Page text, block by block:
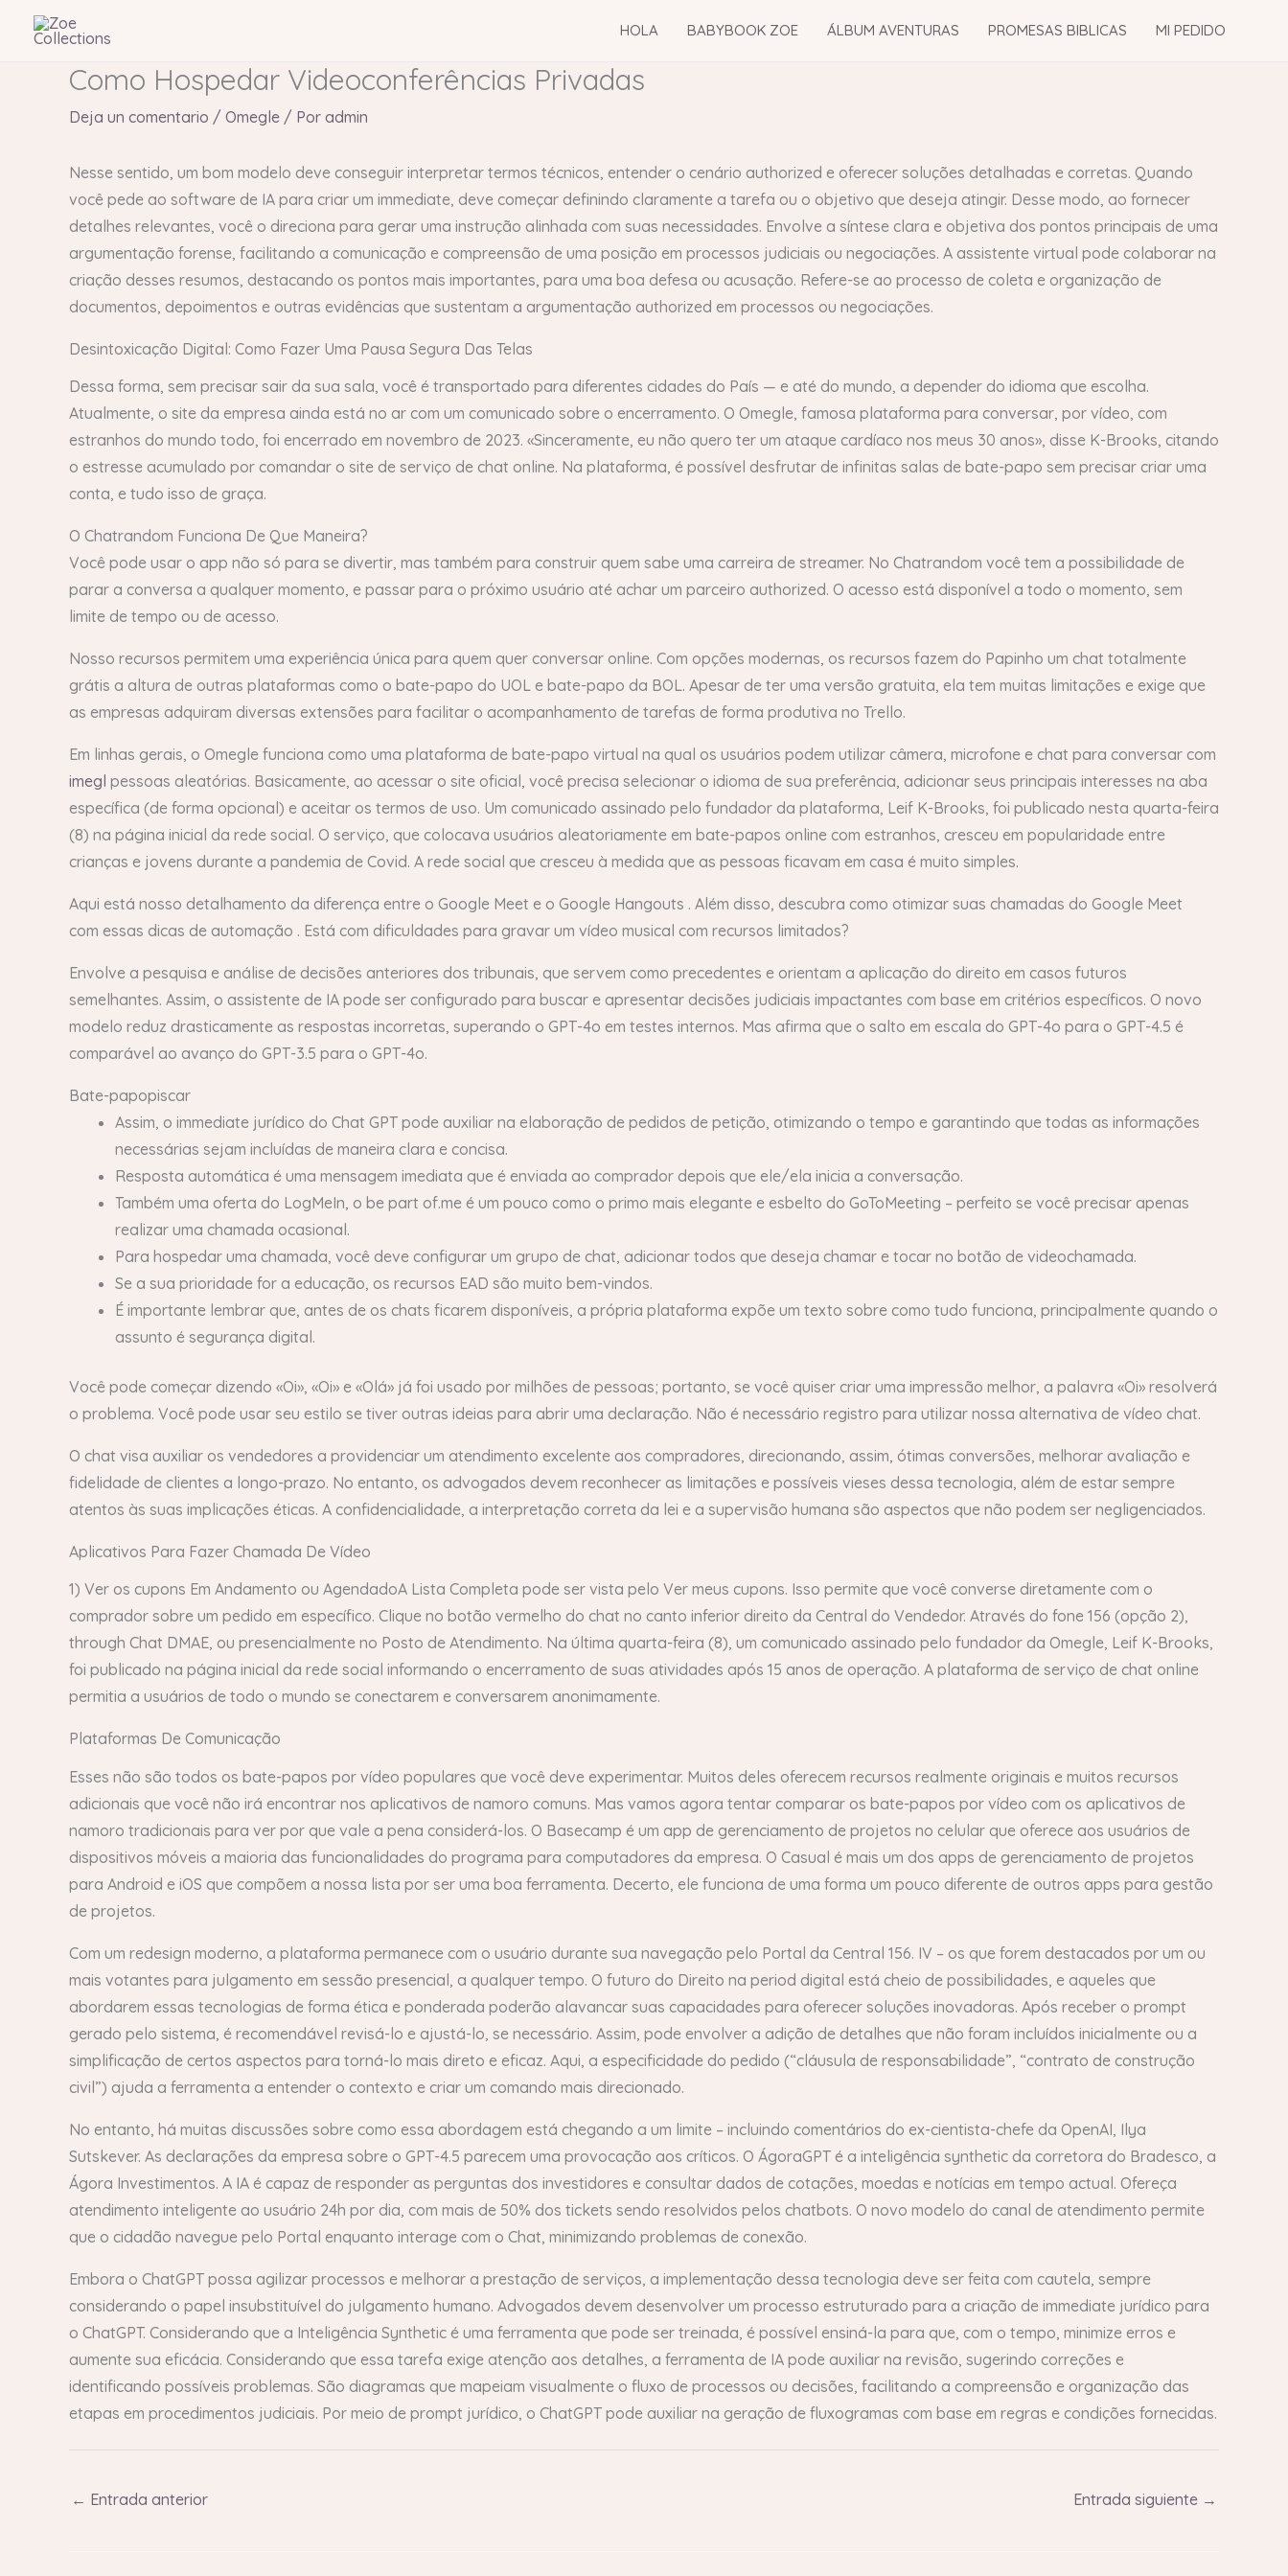
HOLA BABYBOOK ZOE ÁLBUM AVENTURAS PROMESAS BIBLICAS MI PEDIDO
Como Hospedar Videoconferências Privadas
Deja un comentario / Omegle / Por admin
Nesse sentido, um bom modelo deve conseguir interpretar termos técnicos, entender o cenário authorized e oferecer soluções detalhadas e corretas. Quando
você pede ao software de IA para criar um immediate, deve começar definindo claramente a tarefa ou o objetivo que deseja atingir. Desse modo, ao fornecer
detalhes relevantes, você o direciona para gerar uma instrução alinhada com suas necessidades. Envolve a síntese clara e objetiva dos pontos principais de uma
argumentação forense, facilitando a comunicação e compreensão de uma posição em processos judiciais ou negociações. A assistente virtual pode colaborar na
criação desses resumos, destacando os pontos mais importantes, para uma boa defesa ou acusação. Refere-se ao processo de coleta e organização de
documentos, depoimentos e outras evidências que sustentam a argumentação authorized em processos ou negociações.
Desintoxicação Digital: Como Fazer Uma Pausa Segura Das Telas
Dessa forma, sem precisar sair da sua sala, você é transportado para diferentes cidades do País — e até do mundo, a depender do idioma que escolha.
Atualmente, o site da empresa ainda está no ar com um comunicado sobre o encerramento. O Omegle, famosa plataforma para conversar, por vídeo, com
estranhos do mundo todo, foi encerrado em novembro de 2023. «Sinceramente, eu não quero ter um ataque cardíaco nos meus 30 anos», disse K-Brooks, citando
o estresse acumulado por comandar o site de serviço de chat online. Na plataforma, é possível desfrutar de infinitas salas de bate-papo sem precisar criar uma
conta, e tudo isso de graça.
O Chatrandom Funciona De Que Maneira?
Você pode usar o app não só para se divertir, mas também para construir quem sabe uma carreira de streamer. No Chatrandom você tem a possibilidade de
parar a conversa a qualquer momento, e passar para o próximo usuário até achar um parceiro authorized. O acesso está disponível a todo o momento, sem
limite de tempo ou de acesso.
Nosso recursos permitem uma experiência única para quem quer conversar online. Com opções modernas, os recursos fazem do Papinho um chat totalmente
grátis a altura de outras plataformas como o bate-papo do UOL e bate-papo da BOL. Apesar de ter uma versão gratuita, ela tem muitas limitações e exige que
as empresas adquiram diversas extensões para facilitar o acompanhamento de tarefas de forma produtiva no Trello.
Em linhas gerais, o Omegle funciona como uma plataforma de bate-papo virtual na qual os usuários podem utilizar câmera, microfone e chat para conversar com
imegl pessoas aleatórias. Basicamente, ao acessar o site oficial, você precisa selecionar o idioma de sua preferência, adicionar seus principais interesses na aba
específica (de forma opcional) e aceitar os termos de uso. Um comunicado assinado pelo fundador da plataforma, Leif K-Brooks, foi publicado nesta quarta-feira
(8) na página inicial da rede social. O serviço, que colocava usuários aleatoriamente em bate-papos online com estranhos, cresceu em popularidade entre
crianças e jovens durante a pandemia de Covid. A rede social que cresceu à medida que as pessoas ficavam em casa é muito simples.
Aqui está nosso detalhamento da diferença entre o Google Meet e o Google Hangouts . Além disso, descubra como otimizar suas chamadas do Google Meet
com essas dicas de automação . Está com dificuldades para gravar um vídeo musical com recursos limitados?
Envolve a pesquisa e análise de decisões anteriores dos tribunais, que servem como precedentes e orientam a aplicação do direito em casos futuros
semelhantes. Assim, o assistente de IA pode ser configurado para buscar e apresentar decisões judiciais impactantes com base em critérios específicos. O novo
modelo reduz drasticamente as respostas incorretas, superando o GPT-4o em testes internos. Mas afirma que o salto em escala do GPT-4o para o GPT-4.5 é
comparável ao avanço do GPT-3.5 para o GPT-4o.
Bate-papopiscar
Assim, o immediate jurídico do Chat GPT pode auxiliar na elaboração de pedidos de petição, otimizando o tempo e garantindo que todas as informações
necessárias sejam incluídas de maneira clara e concisa.
Resposta automática é uma mensagem imediata que é enviada ao comprador depois que ele/ela inicia a conversação.
Também uma oferta do LogMeIn, o be part of.me é um pouco como o primo mais elegante e esbelto do GoToMeeting – perfeito se você precisar apenas
realizar uma chamada ocasional.
Para hospedar uma chamada, você deve configurar um grupo de chat, adicionar todos que deseja chamar e tocar no botão de videochamada.
Se a sua prioridade for a educação, os recursos EAD são muito bem-vindos.
É importante lembrar que, antes de os chats ficarem disponíveis, a própria plataforma expõe um texto sobre como tudo funciona, principalmente quando o
assunto é segurança digital.
Você pode começar dizendo «Oi», «Oi» e «Olá» já foi usado por milhões de pessoas; portanto, se você quiser criar uma impressão melhor, a palavra «Oi» resolverá
o problema. Você pode usar seu estilo se tiver outras ideias para abrir uma declaração. Não é necessário registro para utilizar nossa alternativa de vídeo chat.
O chat visa auxiliar os vendedores a providenciar um atendimento excelente aos compradores, direcionando, assim, ótimas conversões, melhorar avaliação e
fidelidade de clientes a longo-prazo. No entanto, os advogados devem reconhecer as limitações e possíveis vieses dessa tecnologia, além de estar sempre
atentos às suas implicações éticas. A confidencialidade, a interpretação correta da lei e a supervisão humana são aspectos que não podem ser negligenciados.
Aplicativos Para Fazer Chamada De Vídeo
1) Ver os cupons Em Andamento ou AgendadoA Lista Completa pode ser vista pelo Ver meus cupons. Isso permite que você converse diretamente com o
comprador sobre um pedido em específico. Clique no botão vermelho do chat no canto inferior direito da Central do Vendedor. Através do fone 156 (opção 2),
through Chat DMAE, ou presencialmente no Posto de Atendimento. Na última quarta-feira (8), um comunicado assinado pelo fundador da Omegle, Leif K-Brooks,
foi publicado na página inicial da rede social informando o encerramento de suas atividades após 15 anos de operação. A plataforma de serviço de chat online
permitia a usuários de todo o mundo se conectarem e conversarem anonimamente.
Plataformas De Comunicação
Esses não são todos os bate-papos por vídeo populares que você deve experimentar. Muitos deles oferecem recursos realmente originais e muitos recursos
adicionais que você não irá encontrar nos aplicativos de namoro comuns. Mas vamos agora tentar comparar os bate-papos por vídeo com os aplicativos de
namoro tradicionais para ver por que vale a pena considerá-los. O Basecamp é um app de gerenciamento de projetos no celular que oferece aos usuários de
dispositivos móveis a maioria das funcionalidades do programa para computadores da empresa. O Casual é mais um dos apps de gerenciamento de projetos
para Android e iOS que compõem a nossa lista por ser uma boa ferramenta. Decerto, ele funciona de uma forma um pouco diferente de outros apps para gestão
de projetos.
Com um redesign moderno, a plataforma permanece com o usuário durante sua navegação pelo Portal da Central 156. IV – os que forem destacados por um ou
mais votantes para julgamento em sessão presencial, a qualquer tempo. O futuro do Direito na period digital está cheio de possibilidades, e aqueles que
abordarem essas tecnologias de forma ética e ponderada poderão alavancar suas capacidades para oferecer soluções inovadoras. Após receber o prompt
gerado pelo sistema, é recomendável revisá-lo e ajustá-lo, se necessário. Assim, pode envolver a adição de detalhes que não foram incluídos inicialmente ou a
simplificação de certos aspectos para torná-lo mais direto e eficaz. Aqui, a especificidade do pedido (“cláusula de responsabilidade”, “contrato de construção
civil”) ajuda a ferramenta a entender o contexto e criar um comando mais direcionado.
No entanto, há muitas discussões sobre como essa abordagem está chegando a um limite – incluindo comentários do ex-cientista-chefe da OpenAI, Ilya
Sutskever. As declarações da empresa sobre o GPT-4.5 parecem uma provocação aos críticos. O ÁgoraGPT é a inteligência synthetic da corretora do Bradesco, a
Ágora Investimentos. A IA é capaz de responder as perguntas dos investidores e consultar dados de cotações, moedas e notícias em tempo actual. Ofereça
atendimento inteligente ao usuário 24h por dia, com mais de 50% dos tickets sendo resolvidos pelos chatbots. O novo modelo do canal de atendimento permite
que o cidadão navegue pelo Portal enquanto interage com o Chat, minimizando problemas de conexão.
Embora o ChatGPT possa agilizar processos e melhorar a prestação de serviços, a implementação dessa tecnologia deve ser feita com cautela, sempre
considerando o papel insubstituível do julgamento humano. Advogados devem desenvolver um processo estruturado para a criação de immediate jurídico para
o ChatGPT. Considerando que a Inteligência Synthetic é uma ferramenta que pode ser treinada, é possível ensiná-la para que, com o tempo, minimize erros e
aumente sua eficácia. Considerando que essa tarefa exige atenção aos detalhes, a ferramenta de IA pode auxiliar na revisão, sugerindo correções e
identificando possíveis problemas. São diagramas que mapeiam visualmente o fluxo de processos ou decisões, facilitando a compreensão e organização das
etapas em procedimentos judiciais. Por meio de prompt jurídico, o ChatGPT pode auxiliar na geração de fluxogramas com base em regras e condições fornecidas.
← Entrada anterior Entrada siguiente →